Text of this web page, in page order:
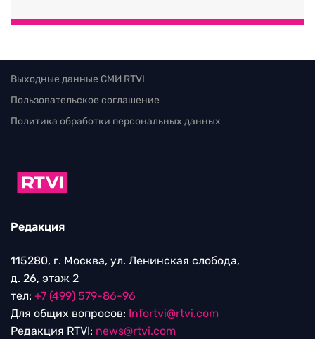
Выходные данные СМИ RTVI
Пользовательское соглашение
Политика обработки персональных данных
Редакция
115280, г. Москва, ул. Ленинская слобода,
д. 26, этаж 2
тел: +7 (499) 579-86-96
Для общих вопросов: Infortvi@rtvi.com
Редакция RTVI: news@rtvi.com